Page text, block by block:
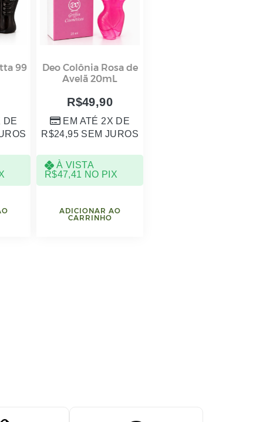
99
DE
Deo Colônia Rosa de
Avelã 20mL
R$49,90
EM ATÉ 2X DE
R$24,95 SEM JUROS
À VISTA
R$47,41 NO PIX
ADICIONAR AO
CARRINHO